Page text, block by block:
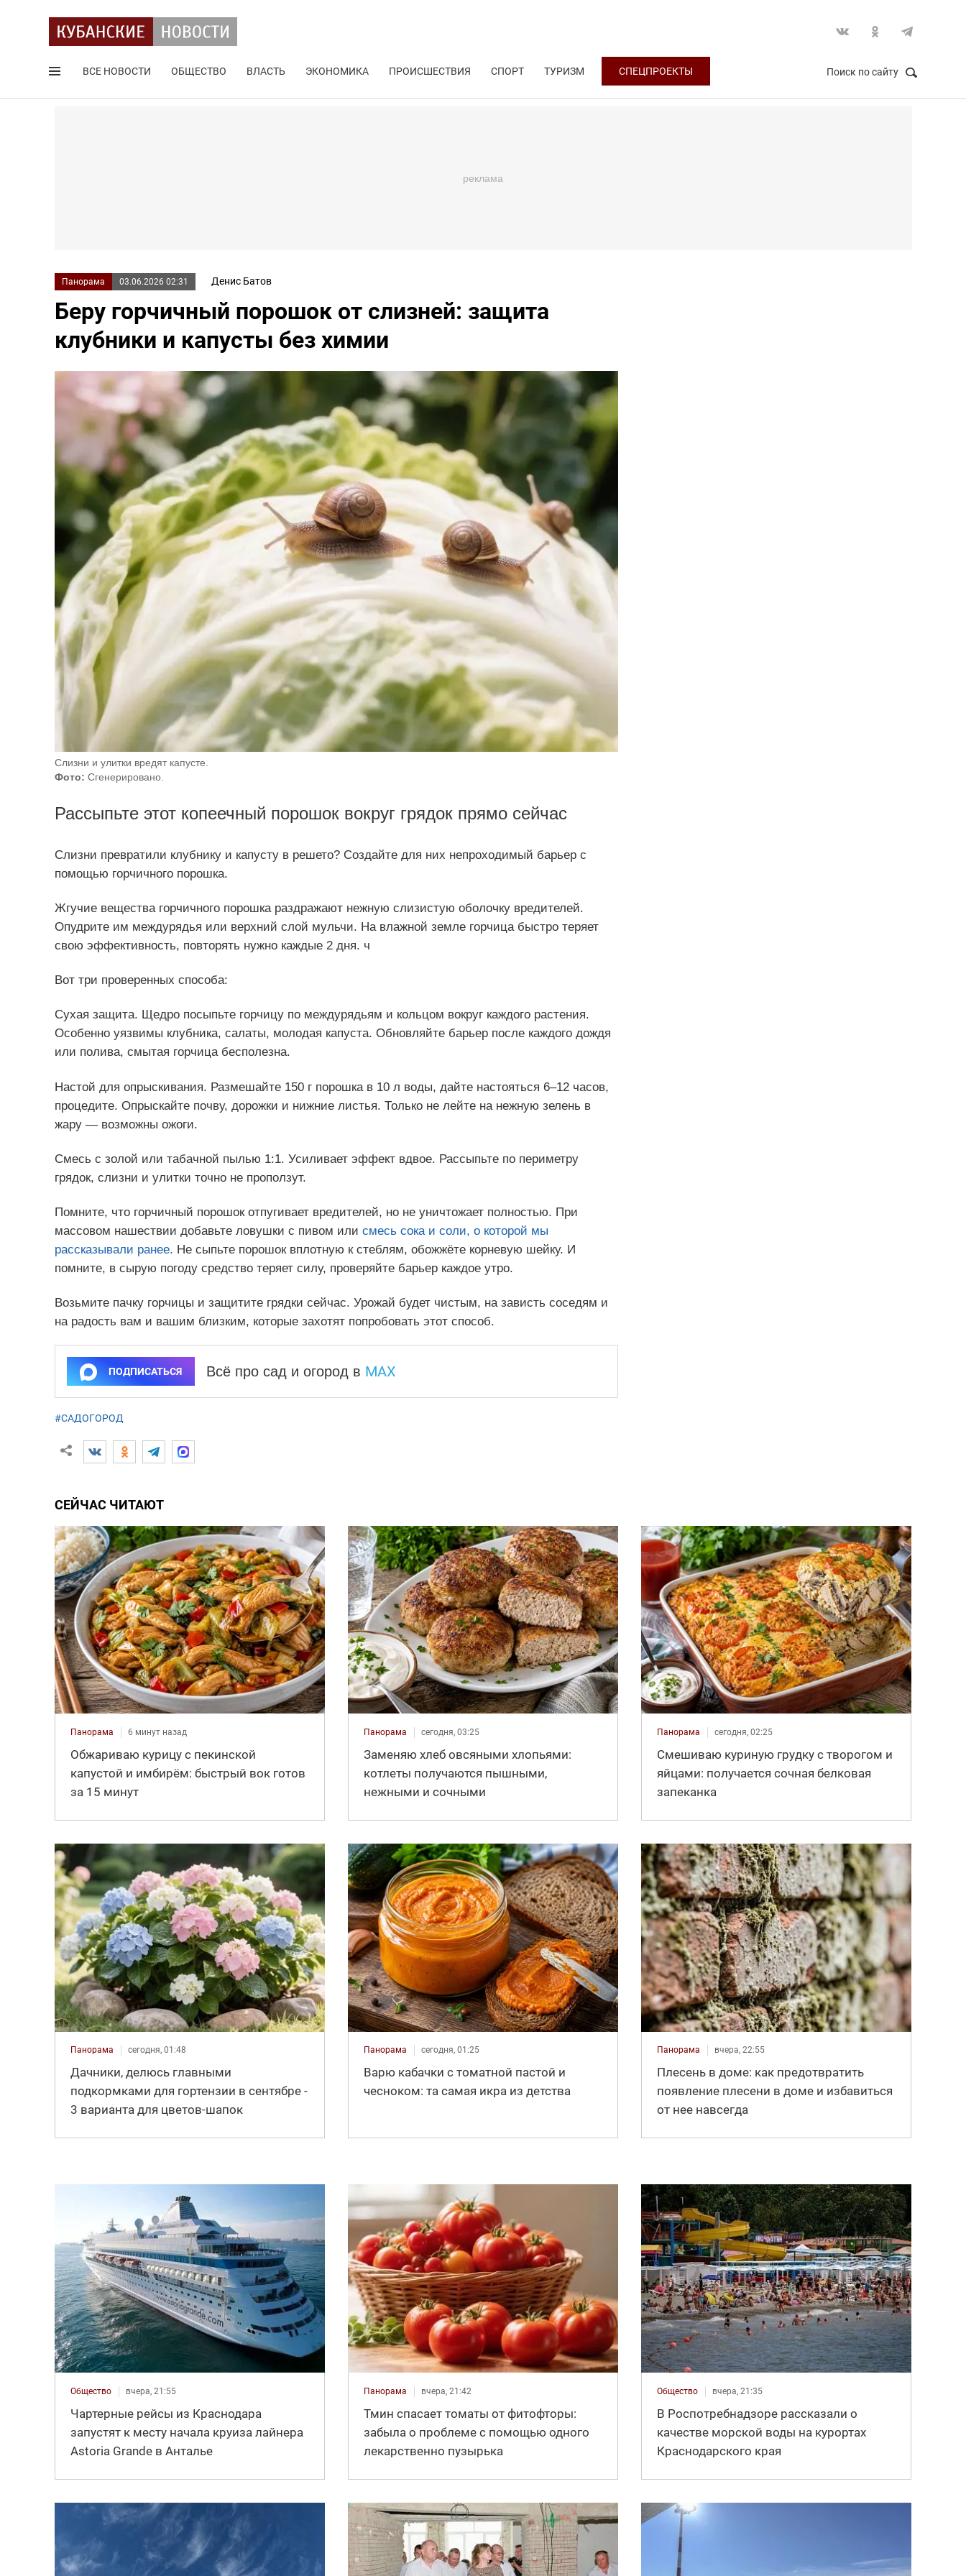
ВСЕ НОВОСТИ ОБЩЕСТВО ВЛАСТЬ ЭКОНОМИКА ПРОИСШЕСТВИЯ СПОРТ ТУРИЗМ СПЕЦПРОЕКТЫ Поиск по сайту
Панорама 03.06.2026 02:31 Денис Батов
Беру горчичный порошок от слизней: защита
клубники и капусты без химии
Слизни и улитки вредят капусте.
Фото: Сгенерировано.
Рассыпьте этот копеечный порошок вокруг грядок прямо сейчас
Слизни превратили клубнику и капусту в решето? Создайте для них непроходимый барьер с
помощью горчичного порошка.
Жгучие вещества горчичного порошка раздражают нежную слизистую оболочку вредителей.
Опудрите им междурядья или верхний слой мульчи. На влажной земле горчица быстро теряет
свою эффективность, повторять нужно каждые 2 дня. ч
Вот три проверенных способа:
Сухая защита. Щедро посыпьте горчицу по междурядьям и кольцом вокруг каждого растения.
Особенно уязвимы клубника, салаты, молодая капуста. Обновляйте барьер после каждого дождя
или полива, смытая горчица бесполезна.
Настой для опрыскивания. Размешайте 150 г порошка в 10 л воды, дайте настояться 6–12 часов,
процедите. Опрыскайте почву, дорожки и нижние листья. Только не лейте на нежную зелень в
жару — возможны ожоги.
Смесь с золой или табачной пылью 1:1. Усиливает эффект вдвое. Рассыпьте по периметру
грядок, слизни и улитки точно не проползут.
Помните, что горчичный порошок отпугивает вредителей, но не уничтожает полностью. При
массовом нашествии добавьте ловушки с пивом или смесь сока и соли, о которой мы
рассказывали ранее. Не сыпьте порошок вплотную к стеблям, обожжёте корневую шейку. И
помните, в сырую погоду средство теряет силу, проверяйте барьер каждое утро.
Возьмите пачку горчицы и защитите грядки сейчас. Урожай будет чистым, на зависть соседям и
на радость вам и вашим близким, которые захотят попробовать этот способ.
ПОДПИСАТЬСЯ Всё про сад и огород в MAX
#САДОГОРОД
СЕЙЧАС ЧИТАЮТ
Панорама 6 минут назад
Обжариваю курицу с пекинской
капустой и имбирём: быстрый вок готов
за 15 минут
Панорама сегодня, 03:25
Заменяю хлеб овсяными хлопьями:
котлеты получаются пышными,
нежными и сочными
Панорама сегодня, 02:25
Смешиваю куриную грудку с творогом и
яйцами: получается сочная белковая
запеканка
Панорама сегодня, 01:48
Дачники, делюсь главными
подкормками для гортензии в сентябре -
3 варианта для цветов-шапок
Панорама сегодня, 01:25
Варю кабачки с томатной пастой и
чесноком: та самая икра из детства
Панорама вчера, 22:55
Плесень в доме: как предотвратить
появление плесени в доме и избавиться
от нее навсегда
Общество вчера, 21:55
Чартерные рейсы из Краснодара
запустят к месту начала круиза лайнера
Astoria Grande в Анталье
Панорама вчера, 21:42
Тмин спасает томаты от фитофторы:
забыла о проблеме с помощью одного
лекарственно пузырька
Общество вчера, 21:35
В Роспотребнадзоре рассказали о
качестве морской воды на курортах
Краснодарского края